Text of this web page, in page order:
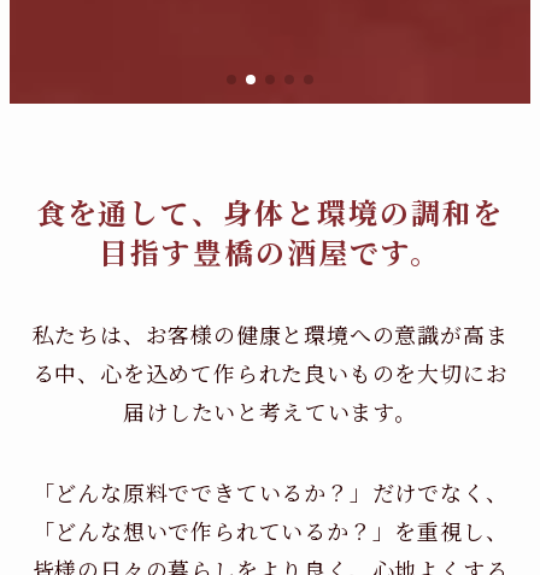
食を通して、身体と環境の調和を
目指す豊橋の酒屋です。
私たちは、お客様の健康と環境への意識が高ま
る中、 心を込めて作られた良いものを大切にお
届けしたいと考えています。
「どんな原料でできているか？」だけでなく、
「どんな想いで作られているか？」を重視し、